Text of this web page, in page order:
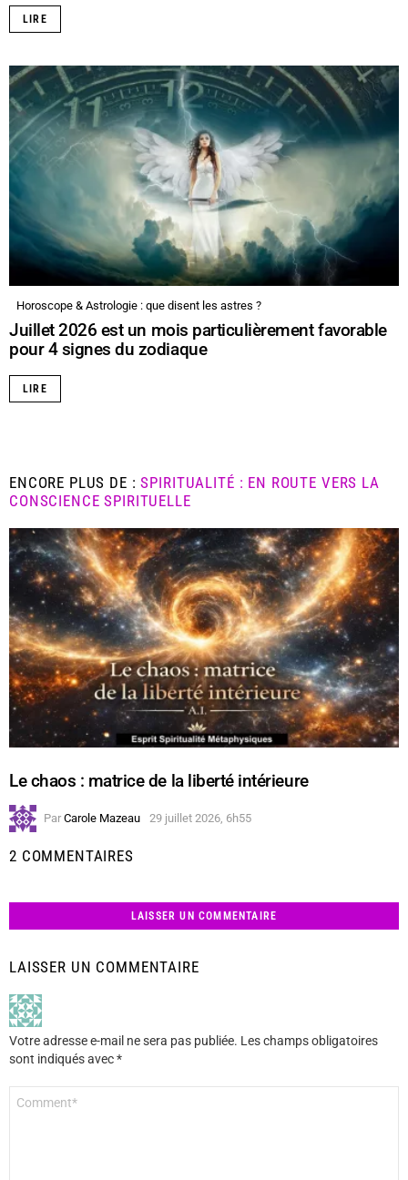
LIRE
Horoscope & Astrologie : que disent les astres ?
Juillet 2026 est un mois particulièrement favorable
pour 4 signes du zodiaque
LIRE
ENCORE PLUS DE :SPIRITUALITÉ : EN ROUTE VERS LA
CONSCIENCE SPIRITUELLE
Le chaos : matrice de la liberté intérieure
Par Carole Mazeau 29 juillet 2026, 6h55
2 COMMENTAIRES
LAISSER UN COMMENTAIRE
LAISSER UN COMMENTAIRE
Votre adresse e-mail ne sera pas publiée. Les champs obligatoires
sont indiqués avec*